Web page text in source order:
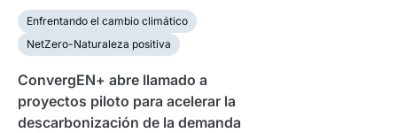
Enfrentando el cambio climático
NetZero-Naturaleza positiva
ConvergEN+ abre llamado a
proyectos piloto para acelerar la
descarbonización de la demanda